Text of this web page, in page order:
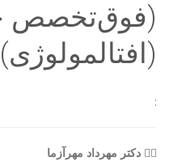
(فوق‌تخصص
(افتالمولوژی)
:
👨‍⚕️ دکتر مهرداد مهرآزما